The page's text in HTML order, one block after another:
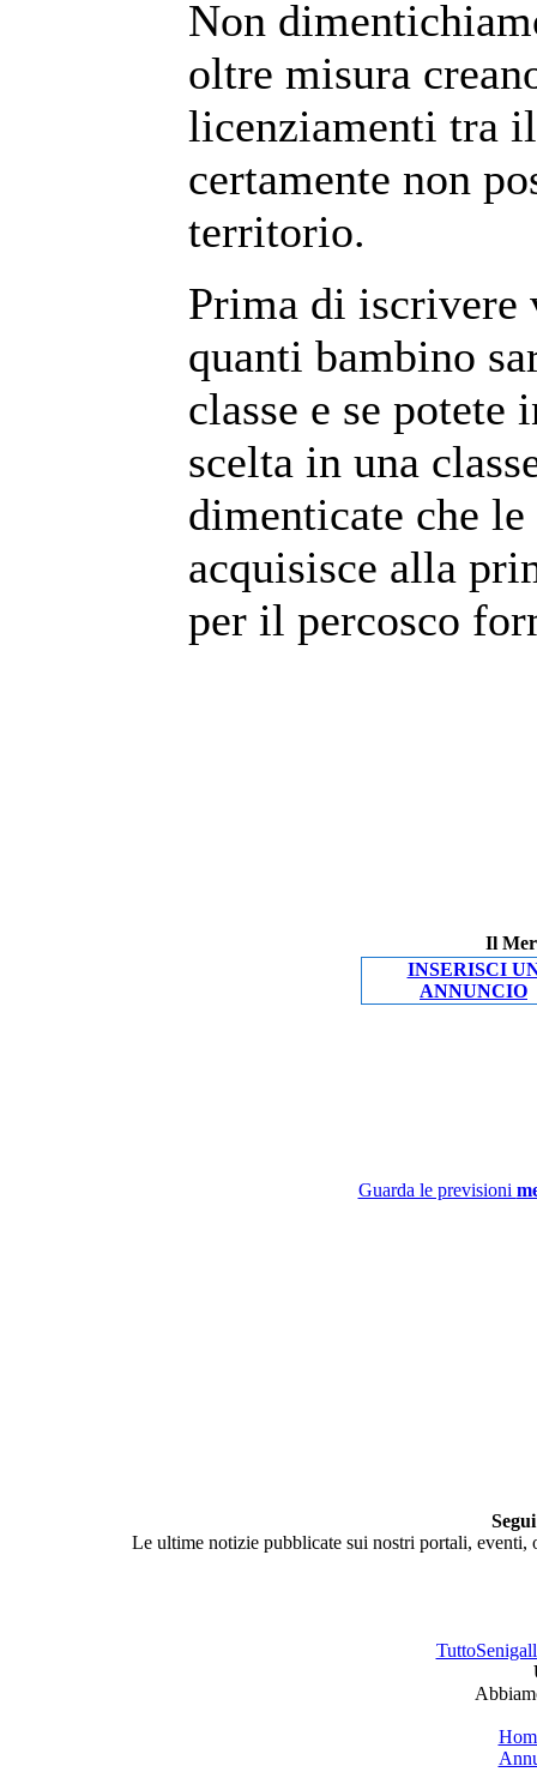
Non
oltre misura
licenziamenti tra
certamente non
territorio.
Prima di
quanti bambino
classe e se
scelta in una
dimenticate che
acquisisce alla
per il percosco
Il
INSERISCI
ANNUNCIO
Guarda le previsioni
Le ultime notizie pubblicate sui nostri portali,